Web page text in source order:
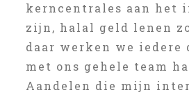
kerncentrales aan het
zijn, halal geld lenen
daar werken we iedere
met ons gehele team
Aandelen die mijn